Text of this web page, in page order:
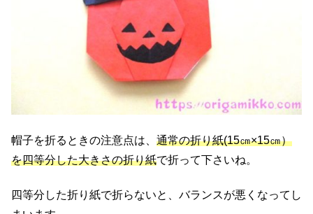
帽子を折るときの注意点は、 通常の折り紙(15㎝×15㎝）
を四等分した大きさの折り紙で折って下さいね。
四等分した折り紙で折らないと、バランスが悪くなってし